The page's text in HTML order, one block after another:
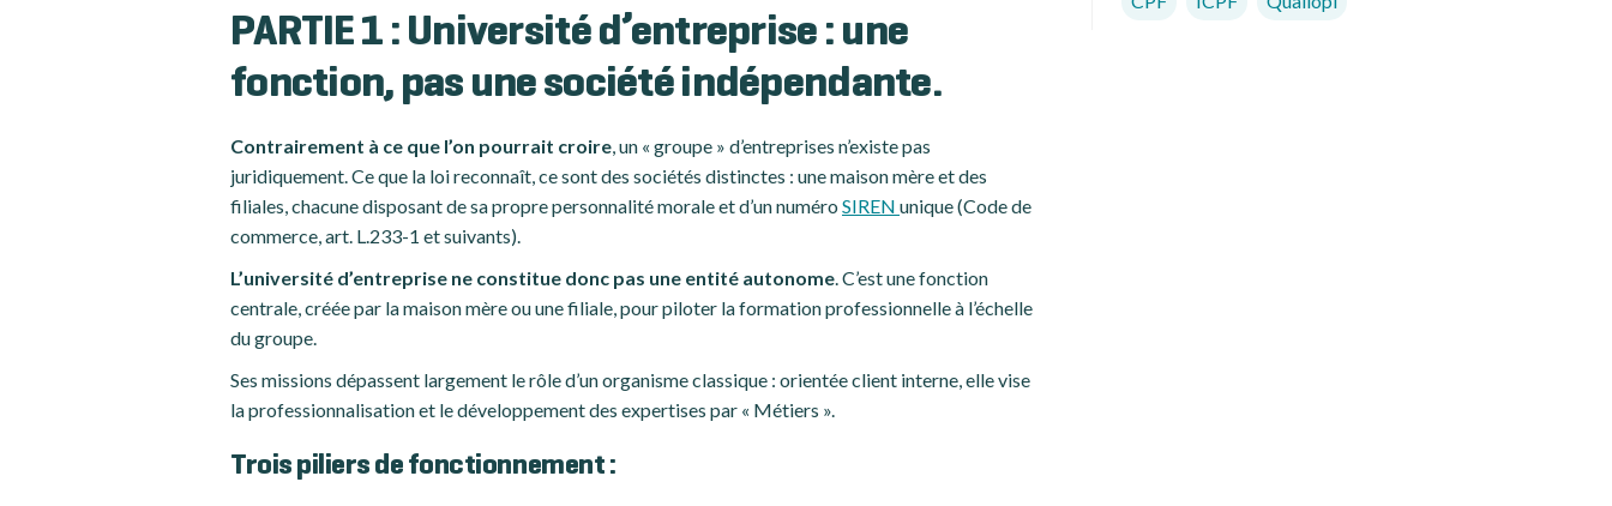
PARTIE 1 : Université d’entreprise : une
fonction, pas une société indépendante.
Contrairement à ce que l’on pourrait croire, un « groupe » d’entreprises n’existe pas
juridiquement. Ce que la loi reconnaît, ce sont des sociétés distinctes : une maison mère et des
filiales, chacune disposant de sa propre personnalité morale et d’un numéro SIREN unique (Code de
commerce, art. L.233-1 et suivants).
L’université d’entreprise ne constitue donc pas une entité autonome. C’est une fonction
centrale, créée par la maison mère ou une filiale, pour piloter la formation professionnelle à l’échelle
du groupe.
Ses missions dépassent largement le rôle d’un organisme classique : orientée client interne, elle vise
la professionnalisation et le développement des expertises par « Métiers ».
Trois piliers de fonctionnement :